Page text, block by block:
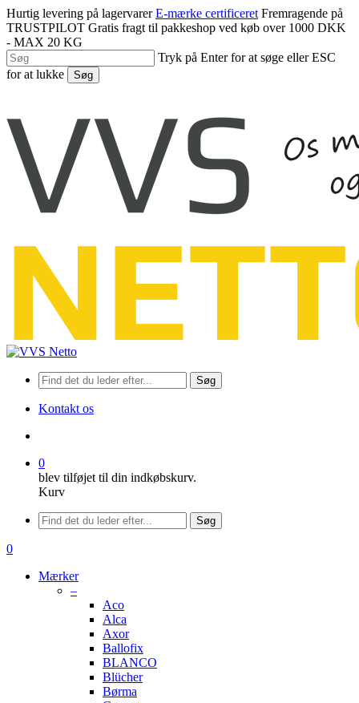
Spring
til
hovedindhold
Hurtig levering på lagervarer E-mærke certificeret Fremragende på
TRUSTPILOT Gratis fragt til pakkeshop ved køb over 1000 DKK
- MAX 20 KG
Tryk på Enter for at søge eller ESC
for at lukke
Søg
Søg
Kontakt os
0
blev tilføjet til din indkøbskurv.
Kurv
Menu
Søg
søge
0
Mærker
–
Aco
Alca
Axor
Ballofix
BLANCO
Blücher
Børma